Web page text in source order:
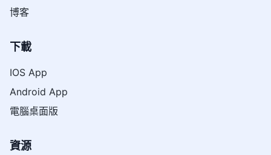
博客
下載
IOS App
Android App
電腦桌面版
資源